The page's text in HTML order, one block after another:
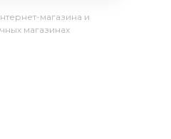
магазина и
магазинах